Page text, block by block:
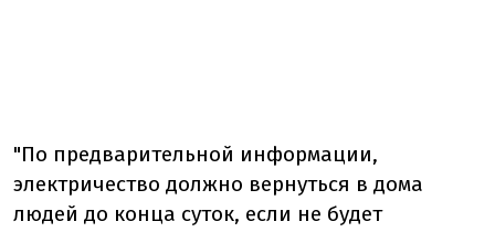
"По предварительной информации,
электричество должно вернуться в дома
людей до конца суток, если не будет